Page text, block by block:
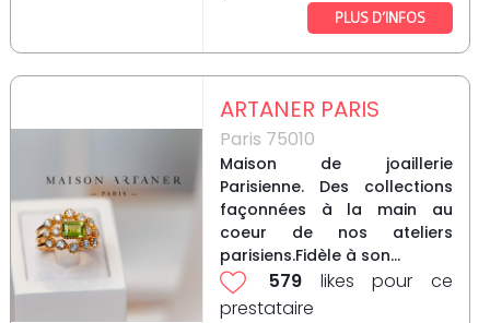
PLUS D’INFOS
ARTANER PARIS
Paris 75010
Maison de joaillerie
Parisienne. Des collections
façonnées à la main au
coeur de nos ateliers
parisiens.Fidèle à son...
579 likes pour ce
prestataire